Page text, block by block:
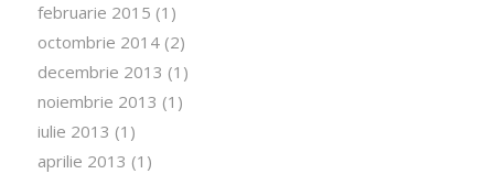
februarie 2015 (1)
octombrie 2014(2)
decembrie 2013 (1)
noiembrie 2013 (1)
iulie 2013 (1)
aprilie 2013 (1)